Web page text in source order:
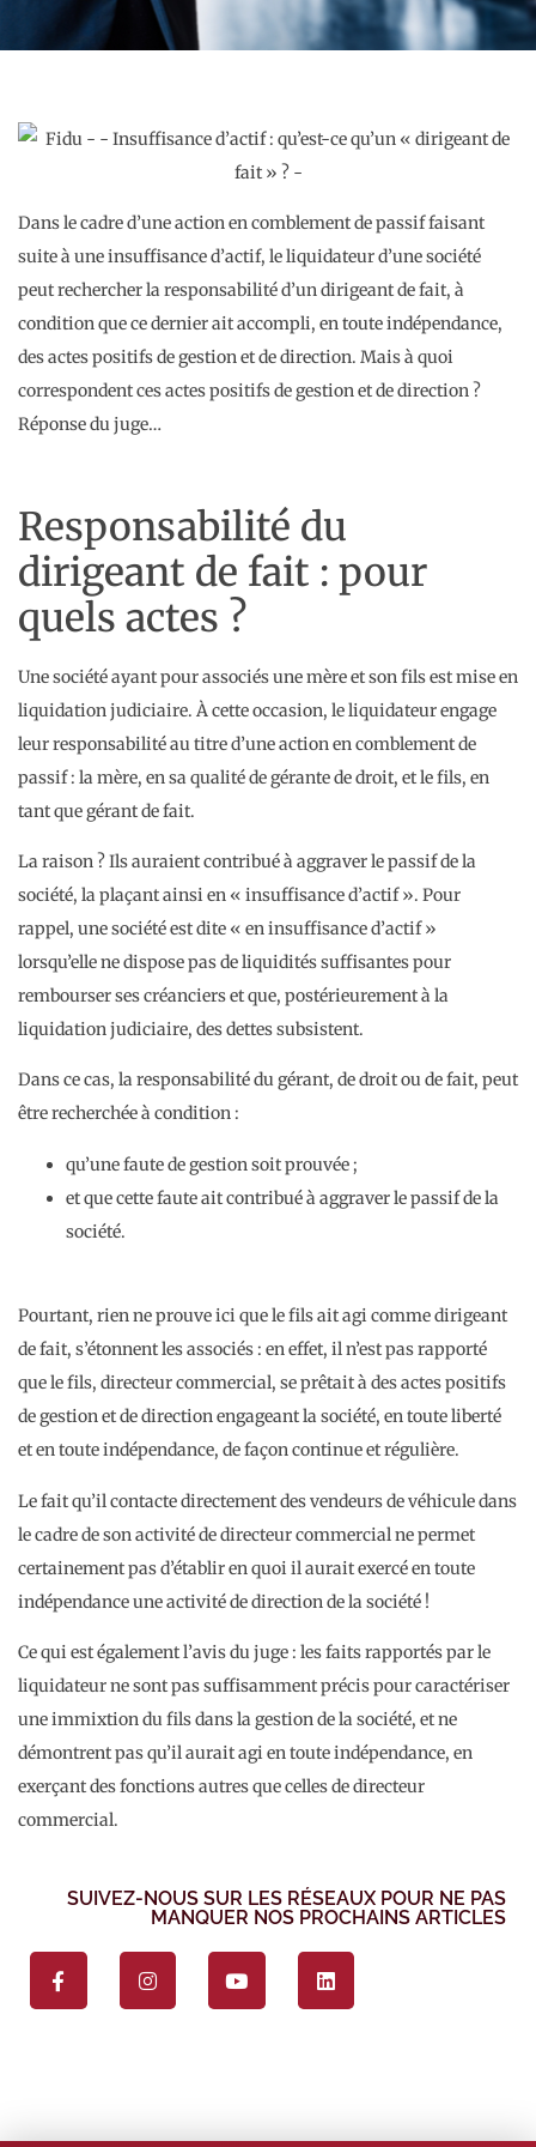
Dans le cadre d’une action en comblement de passif faisant
suite à une insuffisance d’actif, le liquidateur d’une société
peut rechercher la responsabilité d’un dirigeant de fait, à
condition que ce dernier ait accompli, en toute indépendance,
des actes positifs de gestion et de direction. Mais à quoi
correspondent ces actes positifs de gestion et de direction ?
Réponse du juge…
Responsabilité du
dirigeant de fait : pour
quels actes ?
Une société ayant pour associés une mère et son fils est mise en
liquidation judiciaire. À cette occasion, le liquidateur engage
leur responsabilité au titre d’une action en comblement de
passif : la mère, en sa qualité de gérante de droit, et le fils, en
tant que gérant de fait.
La raison ? Ils auraient contribué à aggraver le passif de la
société, la plaçant ainsi en « insuffisance d’actif ». Pour
rappel, une société est dite « en insuffisance d’actif »
lorsqu’elle ne dispose pas de liquidités suffisantes pour
rembourser ses créanciers et que, postérieurement à la
liquidation judiciaire, des dettes subsistent.
Dans ce cas, la responsabilité du gérant, de droit ou de fait, peut
être recherchée à condition :
qu’une faute de gestion soit prouvée ;
et que cette faute ait contribué à aggraver le passif de la
société.
Pourtant, rien ne prouve ici que le fils ait agi comme dirigeant
de fait, s’étonnent les associés : en effet, il n’est pas rapporté
que le fils, directeur commercial, se prêtait à des actes positifs
de gestion et de direction engageant la société, en toute liberté
et en toute indépendance, de façon continue et régulière.
Le fait qu’il contacte directement des vendeurs de véhicule dans
le cadre de son activité de directeur commercial ne permet
certainement pas d’établir en quoi il aurait exercé en toute
indépendance une activité de direction de la société !
Ce qui est également l’avis du juge : les faits rapportés par le
liquidateur ne sont pas suffisamment précis pour caractériser
une immixtion du fils dans la gestion de la société, et ne
démontrent pas qu’il aurait agi en toute indépendance, en
exerçant des fonctions autres que celles de directeur
commercial.
SUIVEZ-NOUS SUR LES RÉSEAUX POUR NE PAS
MANQUER NOS PROCHAINS ARTICLES